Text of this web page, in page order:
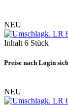
NEU
Inhalt 6 Stück
Preise nach Login
NEU